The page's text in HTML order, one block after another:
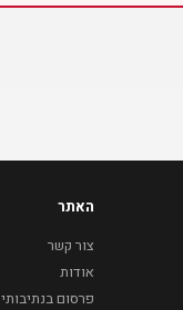
האתר
צור קשר
אודות
פרסום בנתיבותי